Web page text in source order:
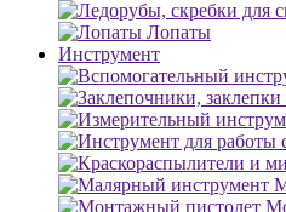
Лопаты
Инструмент